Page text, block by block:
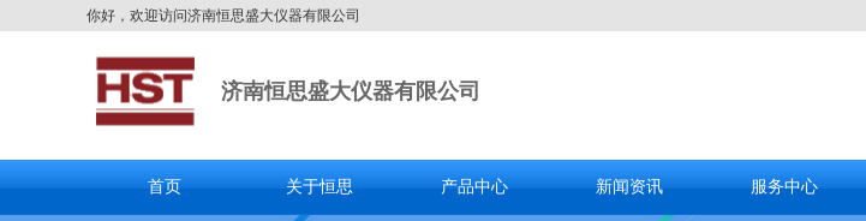
你好，欢迎访问济南恒思盛大仪器有限公司
济南恒思盛大仪器有限公司
首页 关于恒思 产品中心 新闻资讯 服务中心